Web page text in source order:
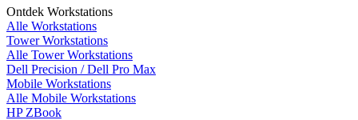
Ontdek Workstations
Alle Workstations
Tower Workstations
Alle Tower Workstations
Dell Precision / Dell Pro Max
Mobile Workstations
Alle Mobile Workstations
HP ZBook